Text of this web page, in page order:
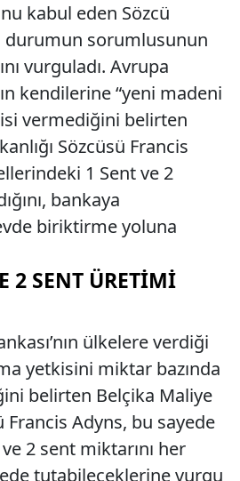
kabul eden Sözcü
durumun sorumlusunun
vurguladı. Avrupa
kendilerine “yeni madeni
vermediğini belirten
Sözcüsü Francis
1 Sent ve 2
bankaya
biriktirme yoluna
2 SENT ÜRETIMI
ülkelere verdiği
yetkisini miktar bazında
belirten Belçika Maliye
Francis Adyns, bu sayede
2 sent miktarını her
tutabileceklerine vurgu